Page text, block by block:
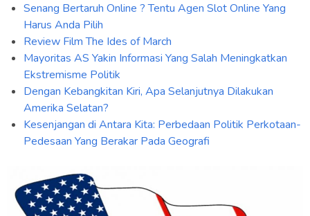
Senang Bertaruh Online ? Tentu Agen Slot Online Yang
Harus Anda Pilih
Review Film The Ides of March
Mayoritas AS Yakin Informasi Yang Salah Meningkatkan
Ekstremisme Politik
Dengan Kebangkitan Kiri, Apa Selanjutnya Dilakukan
Amerika Selatan?
Kesenjangan di Antara Kita: Perbedaan Politik Perkotaan-
Pedesaan Yang Berakar Pada Geografi